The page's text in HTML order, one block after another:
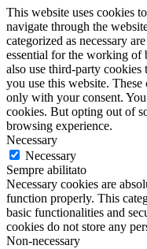
This website uses cookies
navigate through the
categorized as necessary
essential for the working of
also use third-party cookies
you use this website.
only with your consent.
cookies. But opting out of
browsing experience.
Necessary
Necessary
Sempre abilitato
Necessary cookies are
function properly. This
basic functionalities and
cookies do not store any
Non-necessary